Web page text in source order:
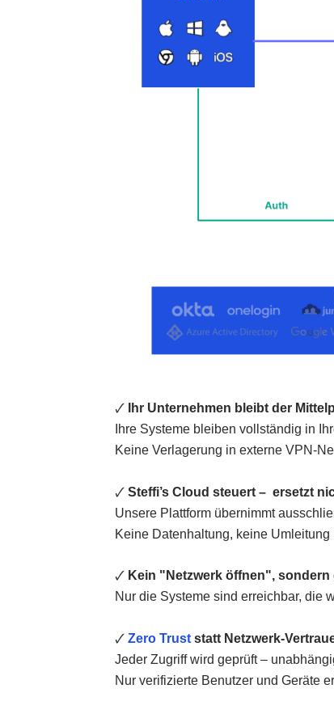
🗸
Ihr Unternehmen bleibt der
Ihre Systeme bleiben vollständig in
Keine Verlagerung in externe VPN-
🗸 Steffi’s Cloud steuert – ersetzt
Unsere Plattform übernimmt
Keine Datenhaltung, keine
🗸 Kein "Netzwerk öffnen", sondern
Nur die Systeme sind erreichbar, die
🗸 Zero Trust statt Netzwerk-
Jeder Zugriff wird geprüft –
Nur verifizierte Benutzer und Geräte